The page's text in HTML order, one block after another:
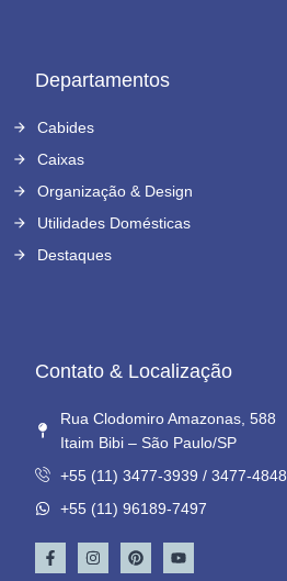
Departamentos
Cabides
Caixas
Organização & Design
Utilidades Domésticas
Destaques
Contato & Localização
Rua Clodomiro Amazonas, 588
Itaim Bibi – São Paulo/SP
+55 (11) 3477-3939 / 3477-4848
+55 (11) 96189-7497